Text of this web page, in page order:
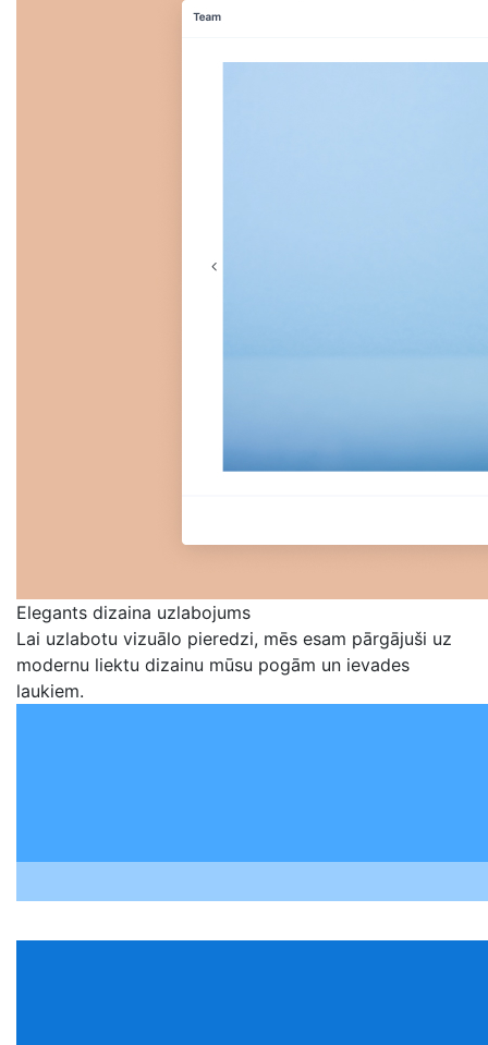
Elegants dizaina uzlabojums
Lai uzlabotu vizuālo pieredzi, mēs esam pārgājuši uz
modernu liektu dizainu mūsu pogām un ievades
laukiem.